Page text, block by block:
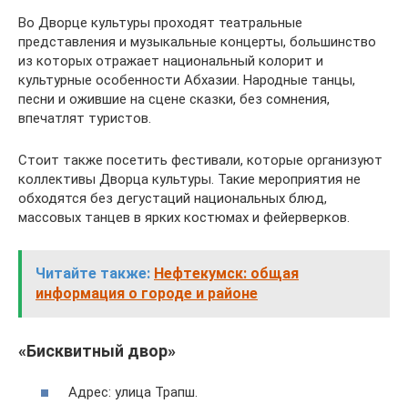
Во Дворце культуры проходят театральные
представления и музыкальные концерты, большинство
из которых отражает национальный колорит и
культурные особенности Абхазии. Народные танцы,
песни и ожившие на сцене сказки, без сомнения,
впечатлят туристов.
Стоит также посетить фестивали, которые организуют
коллективы Дворца культуры. Такие мероприятия не
обходятся без дегустаций национальных блюд,
массовых танцев в ярких костюмах и фейерверков.
Читайте также: Нефтекумск: общая
информация о городе и районе
«Бисквитный двор»
Адрес: улица Трапш.